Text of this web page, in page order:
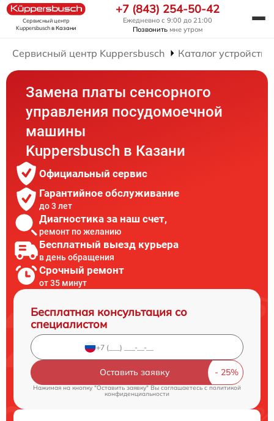
Сервисный центр
Kuppersbuschв Казани
+7 (843) 254-50-42
Ежедневно с 9:00 до 21:00
Позвонить мне утром
Сервисный центр Kuppersbusch Каталог устройств
Замена платы сенсорного
управления посудомоечной
машины
Kuppersbusch в Казани
Официальный сервис
Гарантийное обслуживание
до 3 лет
Диагностика за наш счет,
ремонт по желанию
Бесплатный выезд курьера
в день обращения
Срочный ремонт
от 35 минут
Бесплатная консультация со
специалистом
Оставить заявку
Нажимая на кнопку "Оставить заявку" Вы соглашаетесь cполитикой
конфиденциальности